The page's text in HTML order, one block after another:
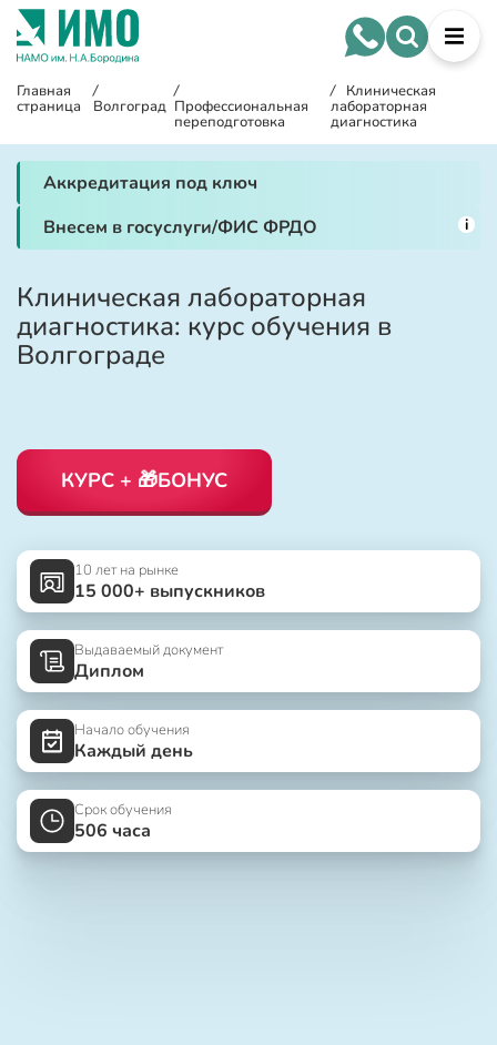
Главная
страница
/
Волгоград
/
Профессиональная
переподготовка
/ Клиническая
лабораторная
диагностика
Аккредитация под ключ
Внесем в госуслуги/ФИС ФРДО
i
Клиническая лабораторная
диагностика: курс обучения в
Волгограде
КУРС + 🎁БОНУС
10 лет на рынке
15 000+ выпускников
Выдаваемый документ
Диплом
Начало обучения
Каждый день
Срок обучения
506 часа